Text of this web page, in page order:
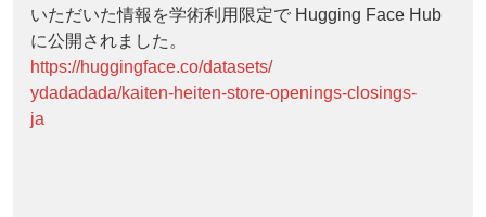
いただいた情報を学術利用限定で Hugging Face Hub
に公開されました。
https://huggingface.co/datasets/
ydadadada/kaiten-heiten-store-openings-closings-
ja